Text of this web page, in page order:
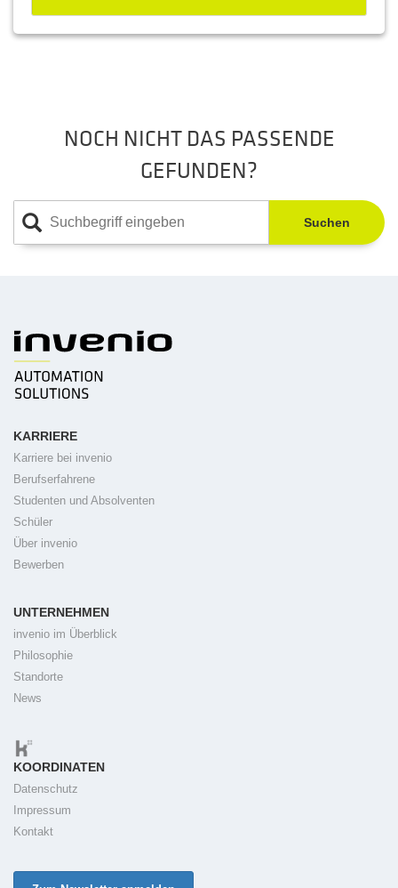
NOCH NICHT DAS PASSENDE
GEFUNDEN?
Suchen
KARRIERE
Karriere bei invenio
Berufserfahrene
Studenten und Absolventen
Schüler
Über invenio
Bewerben
UNTERNEHMEN
invenio im Überblick
Philosophie
Standorte
News
KOORDINATEN
Datenschutz
Impressum
Kontakt